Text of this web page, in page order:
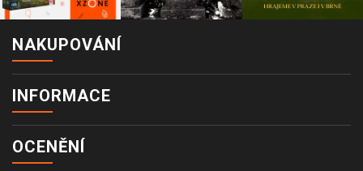
NAKUPOVÁNÍ
INFORMACE
OCENĚNÍ